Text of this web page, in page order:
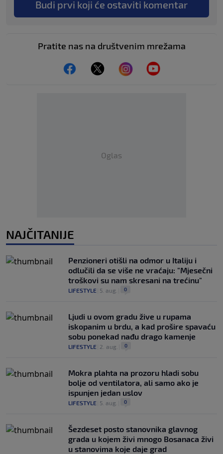
Budi prvi koji će ostaviti komentar
Pratite nas na društvenim mrežama
Oglas
NAJČITANIJE
Penzioneri otišli na odmor u Italiju i
odlučili da se više ne vraćaju: "Mjesečni
troškovi su nam skresani na trećinu"
LIFESTYLE 5. aug. 0
Ljudi u ovom gradu žive u rupama
iskopanim u brdu, a kad prošire spavaću
sobu ponekad nađu drago kamenje
LIFESTYLE 2. aug. 0
Mokra plahta na prozoru hladi sobu
bolje od ventilatora, ali samo ako je
ispunjen jedan uslov
LIFESTYLE 5. aug. 0
Šezdeset posto stanovnika glavnog
grada u kojem živi mnogo Bosanaca živi
u stanovima koje daje grad